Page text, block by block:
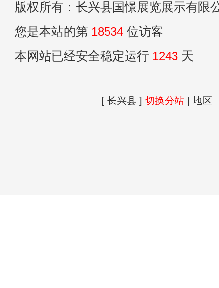
版权所有：长兴县国憬展览展示有限
您是本站的第 18534 位访客
本网站已经安全稳定运行 1243 天
[ 长兴县 ] 切换分站| 地区